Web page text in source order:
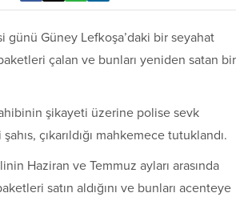
günü Güney Lefkoşa’daki bir seyahat
çalan ve bunları yeniden satan bir
şikayeti üzerine polise sevk
çıkarıldığı mahkemece tutuklandı.
Haziran ve Temmuz ayları arasında
satın aldığını ve bunları acenteye